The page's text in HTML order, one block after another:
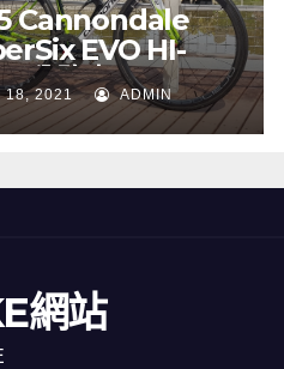
Cannondale
EVO HI-
公路車
18, 2021 ADMIN
網站